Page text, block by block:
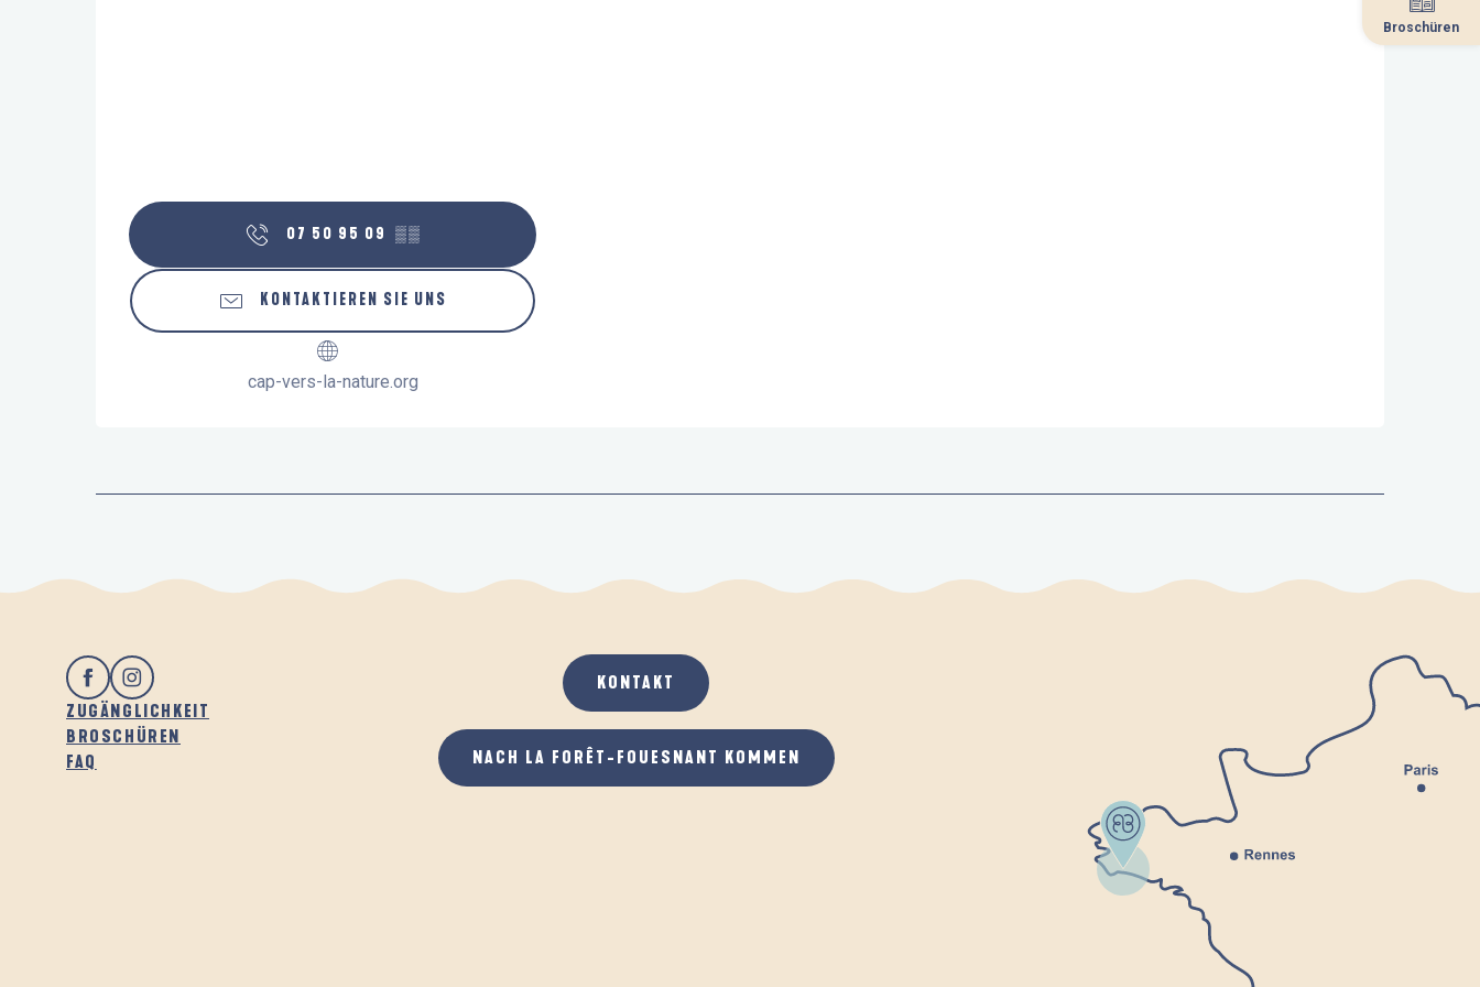
Broschüren
07 50 95 09 ▒▒
KONTAKTIEREN SIE UNS
cap-vers-la-nature.org
ZUGÄNGLICHKEIT
BROSCHÜREN
FAQ
KONTAKT
NACH LA FORÊT-FOUESNANT KOMMEN